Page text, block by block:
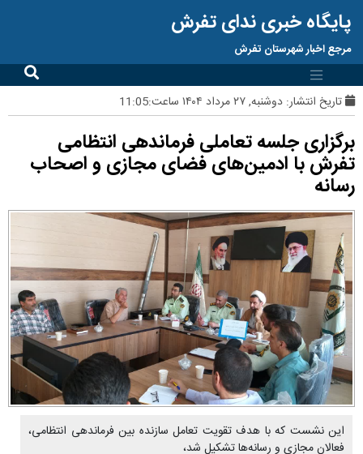
پایگاه خبری ندای تفرش
مرجع اخبار شهرستان تفرش
تاریخ انتشار: دوشنبه, ۲۷ مرداد ۱۴۰۴ ساعت:11:05
برگزاری جلسه تعاملی فرماندهی انتظامی
تفرش با ادمین‌های فضای مجازی و اصحاب
رسانه
این نشست که با هدف تقویت تعامل سازنده بین فرماندهی انتظامی،
فعالان مجازی و رسانه‌ها تشکیل شد،